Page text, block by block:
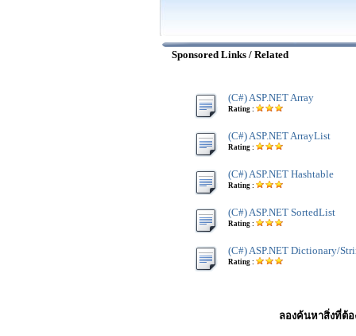
Sponsored Links / Related
(C#) ASP.NET Array
Rating :
(C#) ASP.NET ArrayList
Rating :
(C#) ASP.NET Hashtable
Rating :
(C#) ASP.NET SortedList
Rating :
(C#) ASP.NET Dictionary/
Rating :
ลองค้นหาสิ่งที่ต้อ